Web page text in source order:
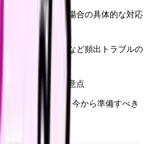
ない」と言われた場合の具体的な対応
れ、顔認証失敗など頻出トラブルの
キュリティの注意点
スケジュールと、今から準備すべき